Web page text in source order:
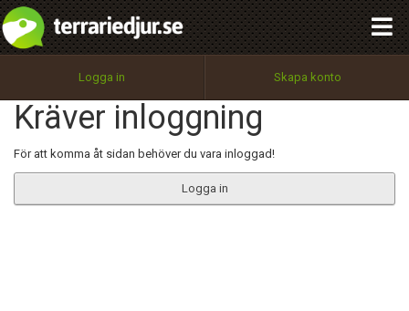
Logga in Skapa konto
Kräver inloggning
För att komma åt sidan behöver du vara inloggad!
Logga in
Utför
100%
OK
integritetspolicy
Namn:
Epost:
Begär nytt lösenord
Tillbaka till förstasidan